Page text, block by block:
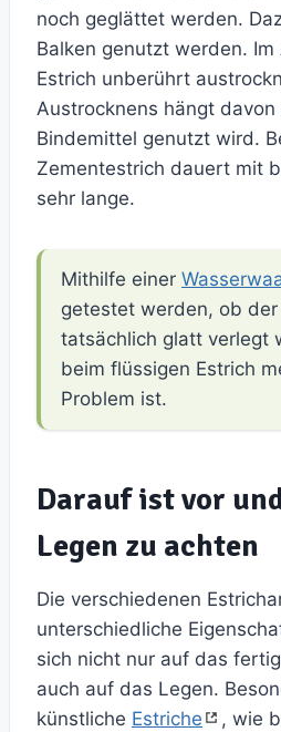
noch geglättet werden.
Balken genutzt werden.
Estrich unberührt
Austrocknens hängt
Bindemittel genutzt wird.
Zementestrich dauert mit
sehr lange.
Mithilfe einer
getestet werden, ob der
tatsächlich glatt verlegt
beim flüssigen Estrich
Problem ist.
Darauf ist vor
Legen zu achten
Die verschiedenen
unterschiedliche
sich nicht nur auf das
auch auf das Legen.
künstliche Estriche
, wie